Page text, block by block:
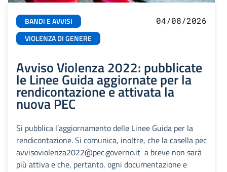
BANDI E AVVISI
VIOLENZA DI GENERE
04/08/2026
Avviso Violenza 2022: pubblicate
le Linee Guida aggiornate per la
rendicontazione e attivata la
nuova PEC
Si pubblica l’aggiornamento delle Linee Guida per la
rendicontazione. Si comunica, inoltre, che la casella pec
avvisoviolenza2022@pec.governo.it a breve non sarà
più attiva e che, pertanto, ogni documentazione e